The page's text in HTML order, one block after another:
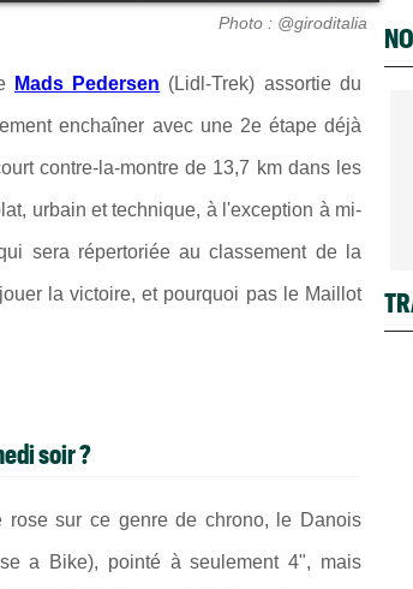
Photo : @giroditalia
Mads Pedersen (Lidl-Trek) assortie du
enchaîner avec une 2e étape déjà
contre-la-montre de 13,7 km dans les
urbain et technique, à l'exception à mi-
sera répertoriée au classement de la
la victoire, et pourquoi pas le Maillot
soir ?
rose sur ce genre de chrono, le Danois
a Bike), pointé à seulement 4", mais